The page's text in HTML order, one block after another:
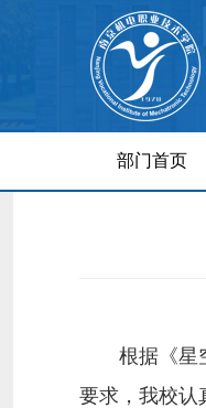
部门首页
根据《星
要求，我校认